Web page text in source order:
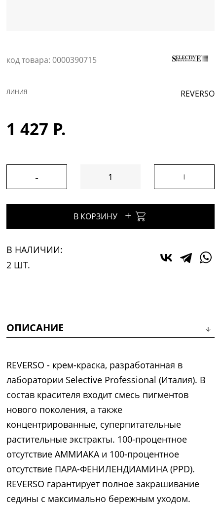
код товара: 0000390715
REVERSO
ЛИНИЯ
1 427 Р.
- +
В КОРЗИНУ +
В НАЛИЧИИ:
2 ШТ.
ОПИСАНИЕ
REVERSO - крем-краска, разработанная в
лаборатории Selective Professional (Италия). В
состав красителя входит смесь пигментов
нового поколения, а также
концентрированные, суперпитательные
растительные экстракты. 100-процентное
отсутствие АММИАКА и 100-процентное
отсутствие ПАРА-ФЕНИЛЕНДИАМИНА (PPD).
REVERSO гарантирует полное закрашивание
седины с максимально бережным уходом.